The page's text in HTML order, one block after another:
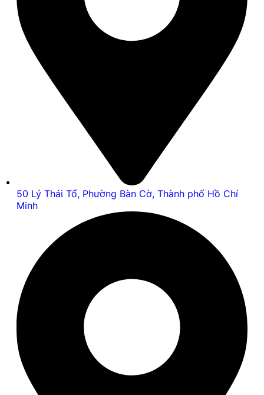
50 Lý Thái Tổ, Phường Bàn Cờ, Thành phố Hồ Chí
Minh